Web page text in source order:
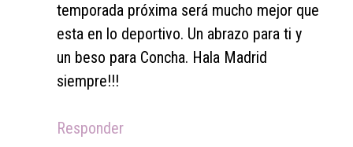
temporada próxima será mucho mejor que
esta en lo deportivo. Un abrazo para ti y
un beso para Concha. Hala Madrid
siempre!!!
Responder